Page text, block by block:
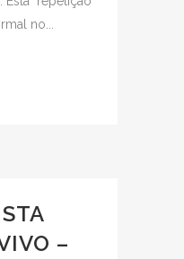
no...
–